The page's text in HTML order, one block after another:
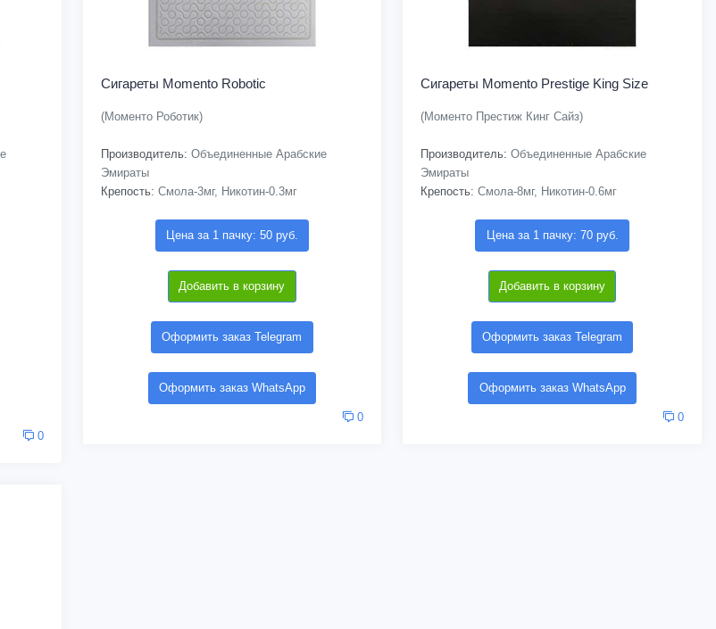
0
Сигареты Momento Robotic
(Моменто Роботик)
Производитель: Объединенные Арабские
Эмираты
Крепость: Смола-3мг, Никотин-0.3мг
Цена за 1 пачку: 50 руб.
Добавить в корзину
Оформить заказ Telegram
Оформить заказ WhatsApp
0
Сигареты Momento Prestige King Size
(Моменто Престиж Кинг Сайз)
Производитель: Объединенные Арабские
Эмираты
Крепость: Смола-8мг, Никотин-0.6мг
Цена за 1 пачку: 70 руб.
Добавить в корзину
Оформить заказ Telegram
Оформить заказ WhatsApp
0